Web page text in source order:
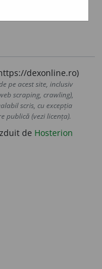
dexonline.ro)
pe acest site, inclusiv
scraping, crawling),
scris, cu excepția
publică (vezi licența).
de Hosterion